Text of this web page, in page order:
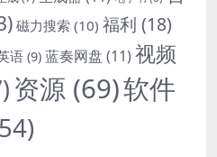
磁力搜索 (10) 福利 (18)
语 (9) 蓝奏网盘 (11) 视频
资源 (69)软件